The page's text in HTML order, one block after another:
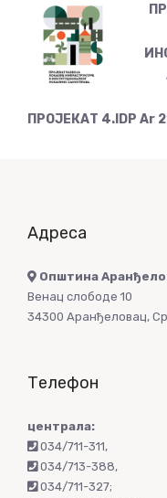
ПРОЈЕКАТ 4.IDP Ar
Адреса
Општина
Венац слободе 10
34300 Аранђеловац,
Телефон
централа:
034/711-311,
034/713-388,
034/711-327;